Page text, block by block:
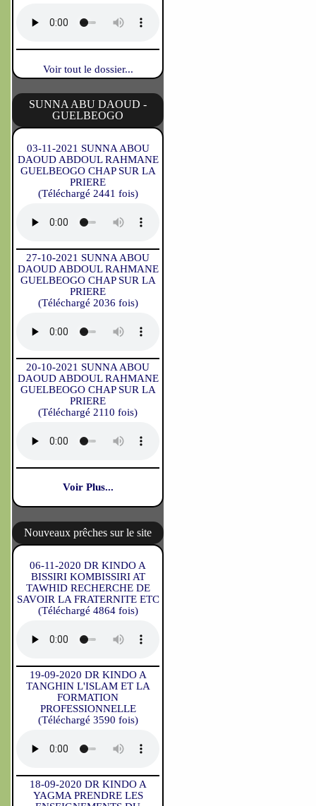
Voir tout le dossier...
SUNNA ABU DAOUD -
GUELBEOGO
03-11-2021 SUNNA ABOU
DAOUD ABDOUL RAHMANE
GUELBEOGO CHAP SUR LA
PRIERE
(Téléchargé 2441 fois)
27-10-2021 SUNNA ABOU
DAOUD ABDOUL RAHMANE
GUELBEOGO CHAP SUR LA
PRIERE
(Téléchargé 2036 fois)
20-10-2021 SUNNA ABOU
DAOUD ABDOUL RAHMANE
GUELBEOGO CHAP SUR LA
PRIERE
(Téléchargé 2110 fois)
Voir Plus...
Nouveaux prêches sur le site
06-11-2020 DR KINDO A
BISSIRI KOMBISSIRI AT
TAWHID RECHERCHE DE
SAVOIR LA FRATERNITE ETC
(Téléchargé 4864 fois)
19-09-2020 DR KINDO A
TANGHIN L'ISLAM ET LA
FORMATION
PROFESSIONNELLE
(Téléchargé 3590 fois)
18-09-2020 DR KINDO A
YAGMA PRENDRE LES